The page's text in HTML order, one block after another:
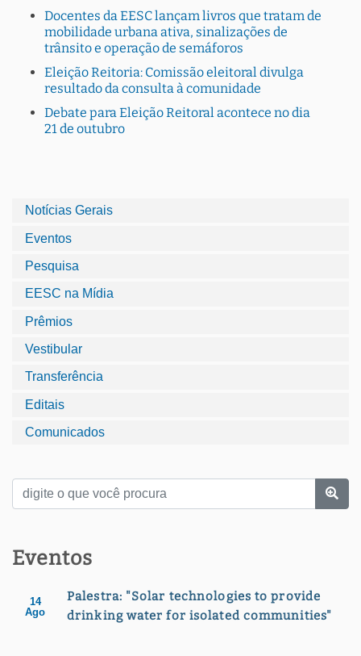
Docentes da EESC lançam livros que tratam de
mobilidade urbana ativa, sinalizações de
trânsito e operação de semáforos
Eleição Reitoria: Comissão eleitoral divulga
resultado da consulta à comunidade
Debate para Eleição Reitoral acontece no dia
21 de outubro
Notícias Gerais
Eventos
Pesquisa
EESC na Mídia
Prêmios
Vestibular
Transferência
Editais
Comunicados
Eventos
14
Ago
Palestra: "Solar technologies to provide
drinking water for isolated communities"